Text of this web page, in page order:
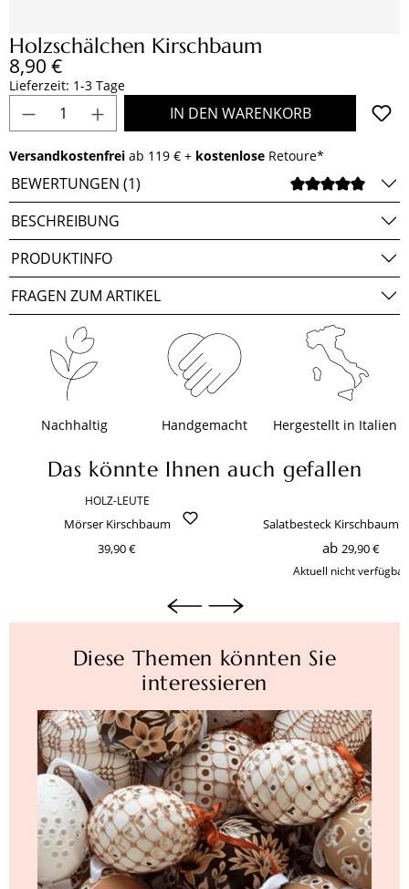
Holzschälchen Kirschbaum
Regulärer Preis:
8,90 €
Lieferzeit: 1-3 Tage
Produkt Anzahl: Gib den gewünschten
IN DEN WARENKORB
Versandkostenfrei ab 119 € + kostenlose Retoure*
BEWERTUNGEN (1)
BESCHREIBUNG
PRODUKTINFO
FRAGEN ZUM ARTIKEL
Nachhaltig Handgemacht Hergestellt in Italien
Das könnte Ihnen auch gefallen
Produktgalerie überspringen
HOLZ-LEUTE
Mörser Kirschbaum
39,90 €
Salatbesteck Kirschbaum
ab 29,90 €
Aktuell nicht verfügbar
Diese Themen könnten Sie
interessieren